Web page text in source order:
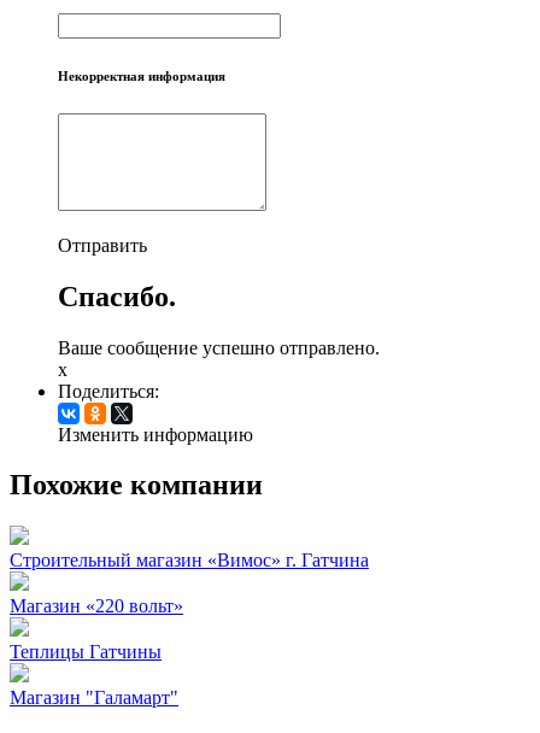
Некорректная информация
Отправить
Спасибо.
Ваше сообщение успешно отправлено.
x
Поделиться:
Изменить информацию
Похожие компании
Строительный магазин «Вимос» г. Гатчина
Магазин «220 вольт»
Теплицы Гатчины
Магазин "Галамарт"